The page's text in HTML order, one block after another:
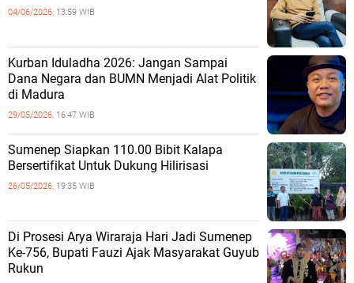
04/06/2026, 13:59 WIB
Kurban Iduladha 2026: Jangan Sampai
Dana Negara dan BUMN Menjadi Alat Politik
di Madura
29/05/2026, 16:47 WIB
Sumenep Siapkan 110.00 Bibit Kalapa
Bersertifikat Untuk Dukung Hilirisasi
26/05/2026, 19:35 WIB
Di Prosesi Arya Wiraraja Hari Jadi Sumenep
Ke-756, Bupati Fauzi Ajak Masyarakat Guyub
Rukun